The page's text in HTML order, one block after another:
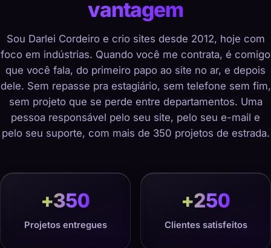
vantagem
Sou Darlei Cordeiro e crio sites desde 2012, hoje com
foco em indústrias. Quando você me contrata, é comigo
que você fala, do primeiro papo ao site no ar, e depois
dele. Sem repasse pra estagiário, sem telefone sem fim,
sem projeto que se perde entre departamentos. Uma
pessoa responsável pelo seu site, pelo seu e-mail e
pelo seu suporte, com mais de 350 projetos de estrada.
+350
Projetos entregues
+250
Clientes satisfeitos